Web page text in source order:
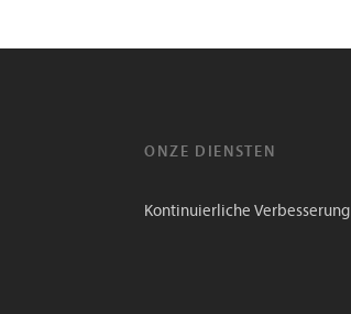
ONZE DIENSTEN
Kontinuierliche Verbesserung